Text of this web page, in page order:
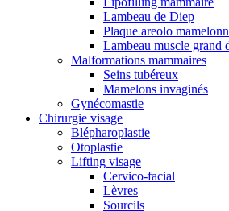
Lambeau de Diep
Plaque areolo
Lambeau muscle grand
Malformations mammaires
Seins tubéreux
Mamelons invaginés
Gynécomastie
Chirurgie visage
Blépharoplastie
Otoplastie
Lifting visage
Cervico-facial
Lèvres
Sourcils